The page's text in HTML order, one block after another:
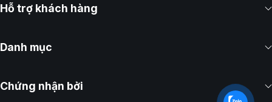
Hỗ trợ khách hàng
Danh mục
Chứng nhận bởi